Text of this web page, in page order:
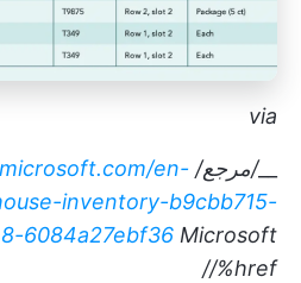
via
__/مرجع/ en-
inventory-b9cbb715-
6084a27ebf36 Microsoft
/%href/